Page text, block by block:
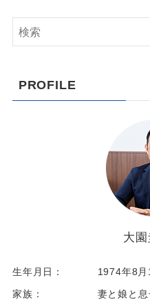
PROFILE
大
生年月日：
1974年8月
家族：
妻と娘と息